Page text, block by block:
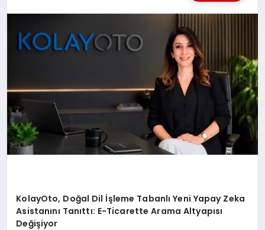
KolayOto, Doğal Dil İşleme Tabanlı Yeni Yapay Zeka
Asistanını Tanıttı: E-Ticarette Arama Altyapısı
Değişiyor